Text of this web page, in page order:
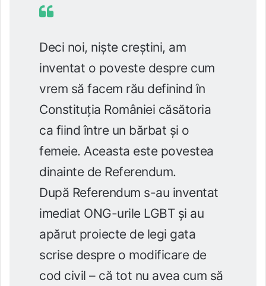
Deci noi, niște creștini, am
inventat o poveste despre cum
vrem să facem rău definind în
Constituția României căsătoria
ca fiind între un bărbat și o
femeie. Aceasta este povestea
dinainte de Referendum.
După Referendum s-au inventat
imediat ONG-urile LGBT și au
apărut proiecte de legi gata
scrise despre o modificare de
cod civil – că tot nu avea cum să